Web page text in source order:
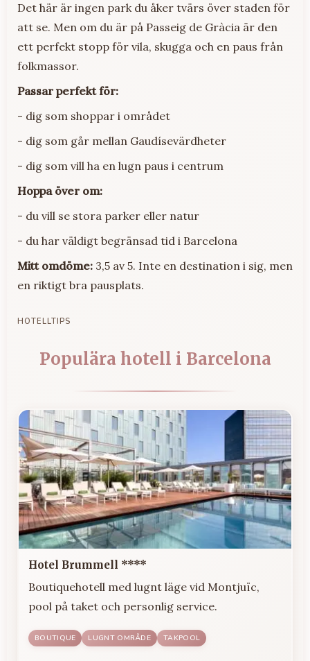
Det här är ingen park du åker tvärs över staden för
att se. Men om du är på Passeig de Gràcia är den
ett perfekt stopp för vila, skugga och en paus från
folkmassor.
Passar perfekt för:
- dig som shoppar i området
- dig som går mellan Gaudísevärdheter
- dig som vill ha en lugn paus i centrum
Hoppa över om:
- du vill se stora parker eller natur
- du har väldigt begränsad tid i Barcelona
Mitt omdöme: 3,5 av 5. Inte en destination i sig, men
en riktigt bra pausplats.
HOTELLTIPS
Populära hotell i Barcelona
Hotel Brummell ****
Boutiquehotell med lugnt läge vid Montjuïc,
pool på taket och personlig service.
BOUTIQUE LUGNT OMRÅDE TAKPOOL